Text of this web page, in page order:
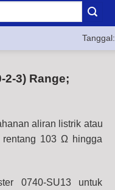
Tanggal:
2-3) Range;
aliran listrik atau
rentang 103 Ω hingga
0740-SU13 untuk